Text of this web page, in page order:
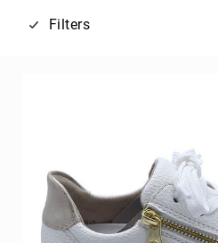
Filters